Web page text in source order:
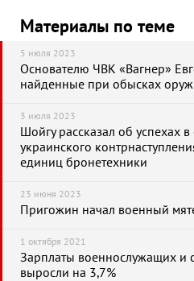
Материалы по теме
5 июля 2023
Основателю ЧВК «Вагнер»
найденные при обысках
3 июля 2023
Шойгу рассказал об успехах
украинского
единиц бронетехники
23 июня 2023
Пригожин начал военный
1 октября 2021
Зарплаты военнослужащих и
выросли на 3,7%